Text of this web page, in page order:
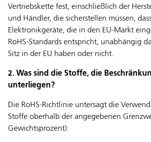
Vertriebskette fest, einschließlich der
und Händler, die sicherstellen müssen,
Elektronikgeräte, die in den EU-Markt
RoHS-Standards entspricht, unabhängig
Sitz in der EU haben oder nicht.
2. Was sind die Stoffe, die
unterliegen?
Die RoHS-Richtlinie untersagt die
Stoffe oberhalb der angegebenen
Gewichtsprozent):